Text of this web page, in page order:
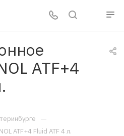
ATF+4
—
ATF+4 Fluid ATF 4 л.